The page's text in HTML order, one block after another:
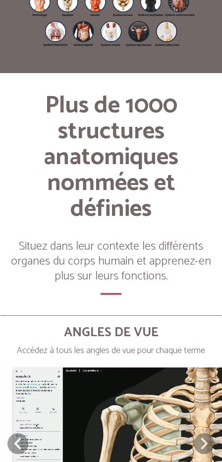
Plus de 1000
structures
anatomiques
nommées et
définies
Situez dans leur contexte les différents
organes du corps humain et apprenez-en
plus sur leurs fonctions.
ANGLES DE VUE
Accédez à tous les angles de vue pour chaque terme